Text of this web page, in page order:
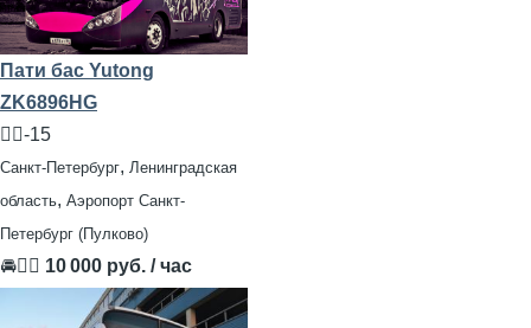
Пати бас Yutong
ZK6896HG
🧍‍♂️-15
Санкт-Петербург, Ленинградская
область, Аэропорт Санкт-
Петербург (Пулково)
🚘👨‍✈ 10 000 руб. / час